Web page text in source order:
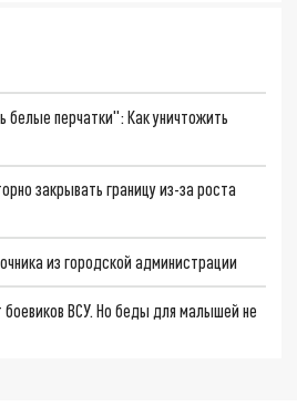
белые перчатки": Как уничтожить
закрывать границу из-за роста
из городской администрации
ВСУ. Но беды для малышей не